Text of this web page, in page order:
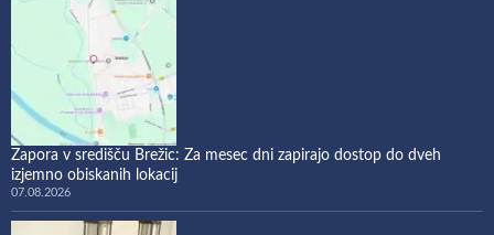
Zapora v središču Brežic: Za mesec dni zapirajo dostop do dveh
izjemno obiskanih lokacij
07.08.2026